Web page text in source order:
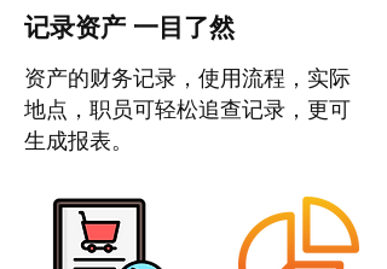
记录资产 一目了然
资产的财务记录，使用流程，实际
地点，职员可轻松追查记录，更可
生成报表。